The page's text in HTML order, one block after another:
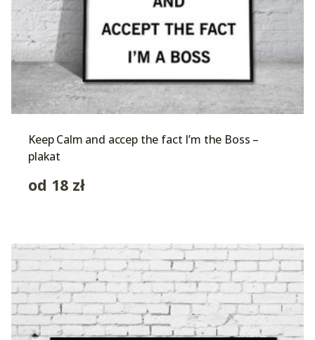
Keep Calm and accep the fact I’m the Boss –
plakat
od 18 zł